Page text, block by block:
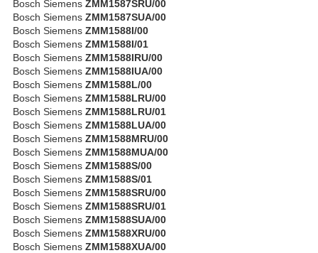
Bosch Siemens ZMM1587SRU/00
Bosch Siemens ZMM1587SUA/00
Bosch Siemens ZMM1588I/00
Bosch Siemens ZMM1588I/01
Bosch Siemens ZMM1588IRU/00
Bosch Siemens ZMM1588IUA/00
Bosch Siemens ZMM1588L/00
Bosch Siemens ZMM1588LRU/00
Bosch Siemens ZMM1588LRU/01
Bosch Siemens ZMM1588LUA/00
Bosch Siemens ZMM1588MRU/00
Bosch Siemens ZMM1588MUA/00
Bosch Siemens ZMM1588S/00
Bosch Siemens ZMM1588S/01
Bosch Siemens ZMM1588SRU/00
Bosch Siemens ZMM1588SRU/01
Bosch Siemens ZMM1588SUA/00
Bosch Siemens ZMM1588XRU/00
Bosch Siemens ZMM1588XUA/00